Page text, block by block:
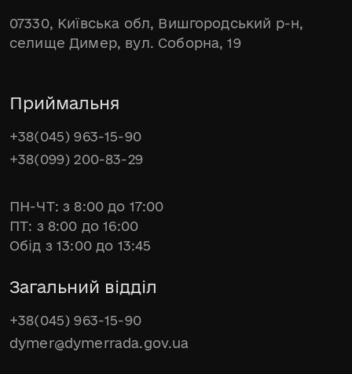
07330, Київська обл, Вишгородський р-н,
селище Димер, вул. Соборна, 19
Приймальня
+38(045) 963-15-90
+38(099) 200-83-29
ПН-ЧТ: з 8:00 до 17:00
ПТ: з 8:00 до 16:00
Обід з 13:00 до 13:45
Загальний відділ
+38(045) 963-15-90
dymer@dymerrada.gov.ua